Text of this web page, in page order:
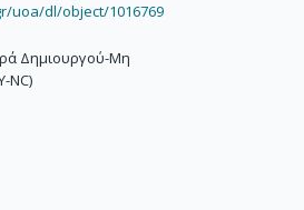
uoa/dl/object/1016769
Δημιουργού-Μη
NC)